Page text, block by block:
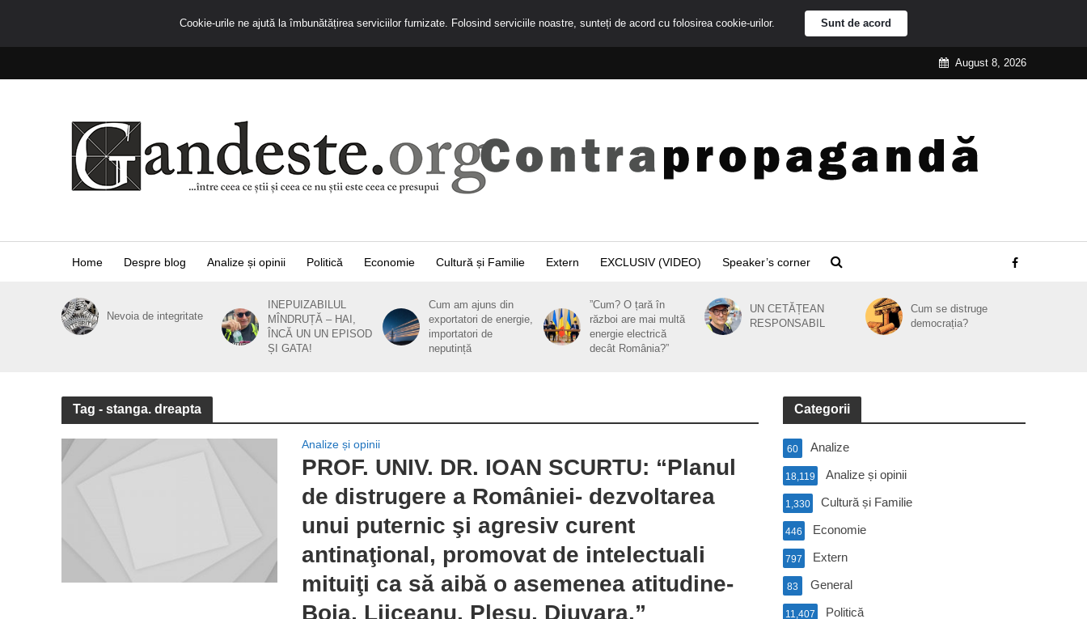
August 8, 2026
Home Despre blog Analize și opinii Politică Economie Cultură și Familie Extern EXCLUSIV (VIDEO) Speaker’s corner
Nevoia de integritate
INEPUIZABILUL
MÎNDRUȚĂ – HAI,
ÎNCĂ UN UN EPISOD
ȘI GATA!
Cum am ajuns din
exportatori de energie,
importatori de
neputință
”Cum? O țară în
război are mai multă
energie electrică
decât România?”
UN CETĂȚEAN
RESPONSABIL
Cum se distruge
democrația?
Tag - stanga. dreapta
Analize și opinii
PROF. UNIV. DR. IOAN SCURTU: “Planul
de distrugere a României- dezvoltarea
unui puternic şi agresiv curent
antinaţional, promovat de intelectuali
mituiţi ca să aibă o asemenea atitudine-
Boia, Liiceanu, Pleşu, Djuvara.”
Categorii
Analize
60
Analize și opinii
18,119
Cultură și Familie
1,330
Economie
446
Extern
797
General
83
Politică
11,407
Cookie-urile ne ajută la îmbunătățirea serviciilor furnizate. Folosind serviciile noastre, sunteți de acord cu folosirea cookie-urilor. Sunt de acord